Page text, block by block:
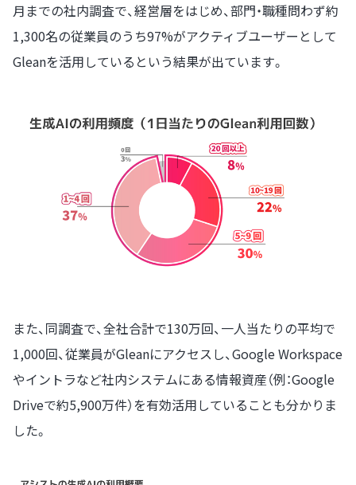
月までの社内調査で、経営層をはじめ、部門・職種問わず約
1,300名の従業員のうち97%がアクティブユーザーとして
Gleanを活用しているという結果が出ています。
また、同調査で、全社合計で130万回、一人当たりの平均で
1,000回、従業員がGleanにアクセスし、Google Workspace
やイントラなど社内システムにある情報資産（例：Google
Driveで約5,900万件）を有効活用していることも分かりま
した。